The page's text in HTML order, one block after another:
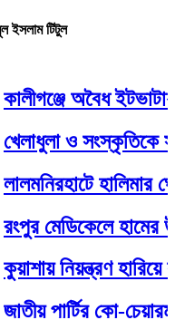
ইসলাম টিটুল
কালীগঞ্জে অবৈধ
খেলাধুলা ও সংস্কৃতিকে
লালমনিরহাটে হালিমার
রংপুর মেডিকেলে হামের
কুয়াশায় নিয়ন্ত্রণ
জাতীয় পার্টির কো-